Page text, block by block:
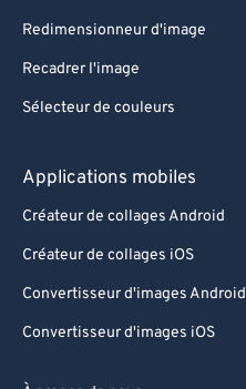
Redimensionneur d'image
Recadrer l'image
Sélecteur de couleurs
Applications mobiles
Créateur de collages Android
Créateur de collages iOS
Convertisseur d'images Android
Convertisseur d'images iOS